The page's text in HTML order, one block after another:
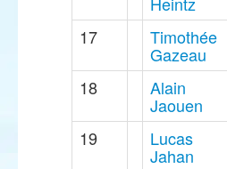
17 Timothée
Gazeau
18 Alain
Jaouen
19 Lucas
Jahan